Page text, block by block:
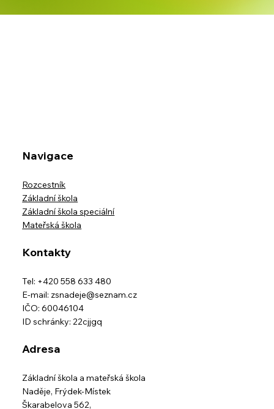
Navigace
Rozcestník
Základní škola
Základní škola speciální
Mateřská škola
Kontakty
Tel: +420 558 633 480
E-mail: zsnadeje@seznam.cz
IČO: 60046104
ID schránky: 22cjjgq
Adresa
Základní škola a mateřská škola
Naděje, Frýdek-Místek
Škarabelova 562,